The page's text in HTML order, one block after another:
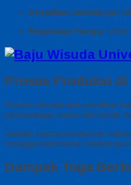
Detailkan Jumlah per
Negosiasi Harga:
Proses Produksi
Proses dimulai dari pemilihan
pemasangan samir dan bordir
Setelah semua komponen
menjaga kebersihan selama
Dampak Toga